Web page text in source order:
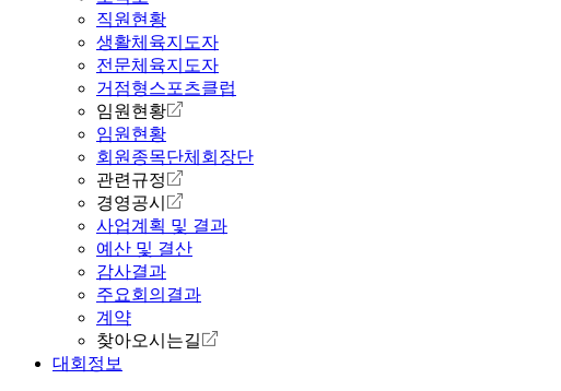
직원현황
생활체육지도자
전문체육지도자
거점형스포츠클럽
임원현황
임원현황
회원종목단체회장단
관련규정
경영공시
사업계획 및 결과
예산 및 결산
감사결과
주요회의결과
계약
찾아오시는길
대회정보